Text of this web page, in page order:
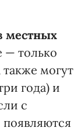
местных
— только
могут
года) и
с